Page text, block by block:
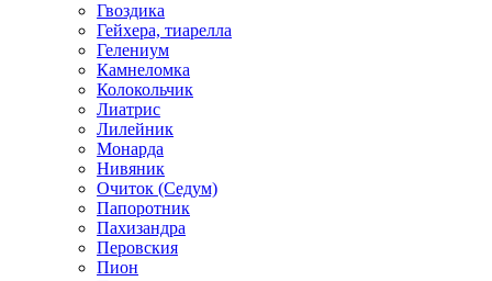
Гвоздика
Гейхера, тиарелла
Гелениум
Камнеломка
Колокольчик
Лиатрис
Лилейник
Монарда
Нивяник
Очиток (Седум)
Папоротник
Пахизандра
Перовския
Пион